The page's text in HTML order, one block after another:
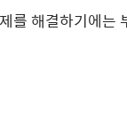
를 해결하기에는